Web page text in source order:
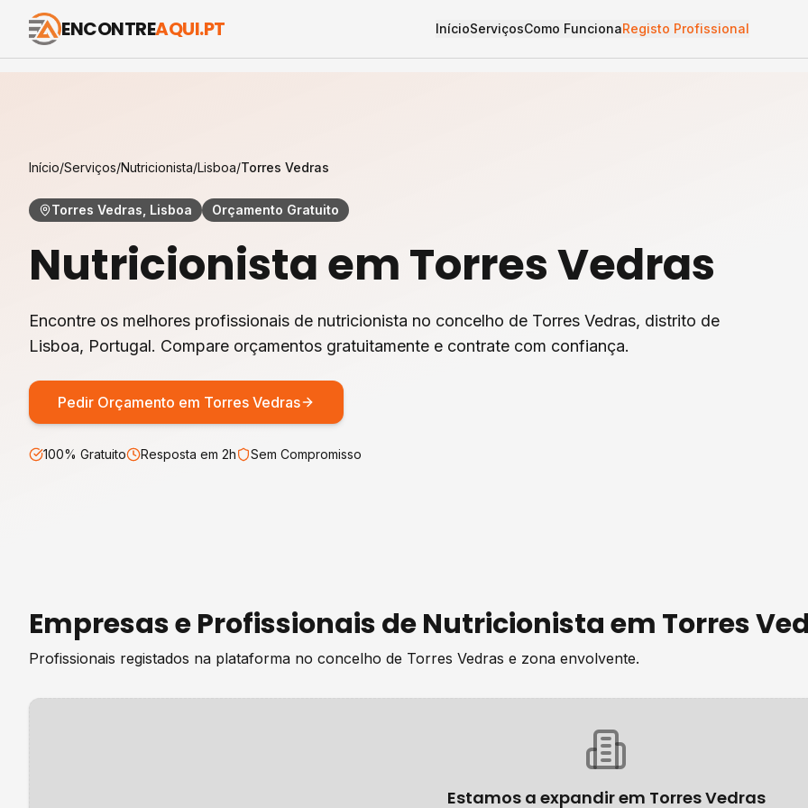
ENCONTREAQUI.PT InícioServiçosComo FuncionaRegisto Profissional
Início/Serviços/Nutricionista/Lisboa/Torres Vedras
Torres Vedras, Lisboa Orçamento Gratuito
NutricionistaemTorres Vedras
Encontre os melhores profissionais de nutricionista no concelho de Torres Vedras, distrito de
Lisboa, Portugal. Compare orçamentos gratuitamente e contrate com confiança.
Pedir Orçamento em Torres Vedras
100% Gratuito Resposta em 2h Sem Compromisso
Empresas e Profissionais deNutricionistaem Torres
Profissionais registados na plataforma no concelho de Torres Vedras e zona envolvente.
Estamos a expandir em Torres Vedras